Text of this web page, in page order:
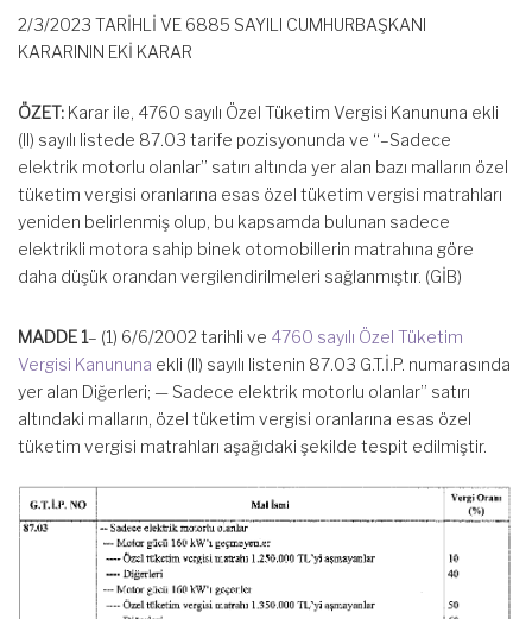
2/3/2023 TARİHLİ VE 6885 SAYILI CUMHURBAŞKANI
KARARININ EKİ KARAR
ÖZET: Karar ile, 4760 sayılı Özel Tüketim Vergisi Kanununa ekli
(II) sayılı listede 87.03 tarife pozisyonunda ve “–Sadece
elektrik motorlu olanlar” satırı altında yer alan bazı malların özel
tüketim vergisi oranlarına esas özel tüketim vergisi matrahları
yeniden belirlenmiş olup, bu kapsamda bulunan sadece
elektrikli motora sahip binek otomobillerin matrahına göre
daha düşük orandan vergilendirilmeleri sağlanmıştır. (GİB)
MADDE 1– (1) 6/6/2002 tarihli ve 4760 sayılı Özel Tüketim
Vergisi Kanununa ekli (II) sayılı listenin 87.03 G.T.İ.P. numarasında
yer alan Diğerleri; — Sadece elektrik motorlu olanlar” satırı
altındaki malların, özel tüketim vergisi oranlarına esas özel
tüketim vergisi matrahları aşağıdaki şekilde tespit edilmiştir.